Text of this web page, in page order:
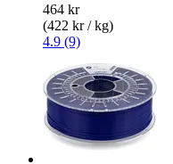
464 kr
(422 kr / kg)
4.9 (9)